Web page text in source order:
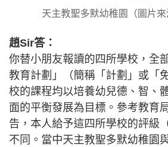
天主教聖多默幼稚園（圖片來
趙Sir答：
你替小朋友報讀的四所學校，全
教育計劃」（簡稱「計劃」或「
校的課程均以培養幼兒德、智、
面的平衡發展為目標。參考教育
告，本人給予這四所學校的評級
不同。當中天主教聖多默幼稚園